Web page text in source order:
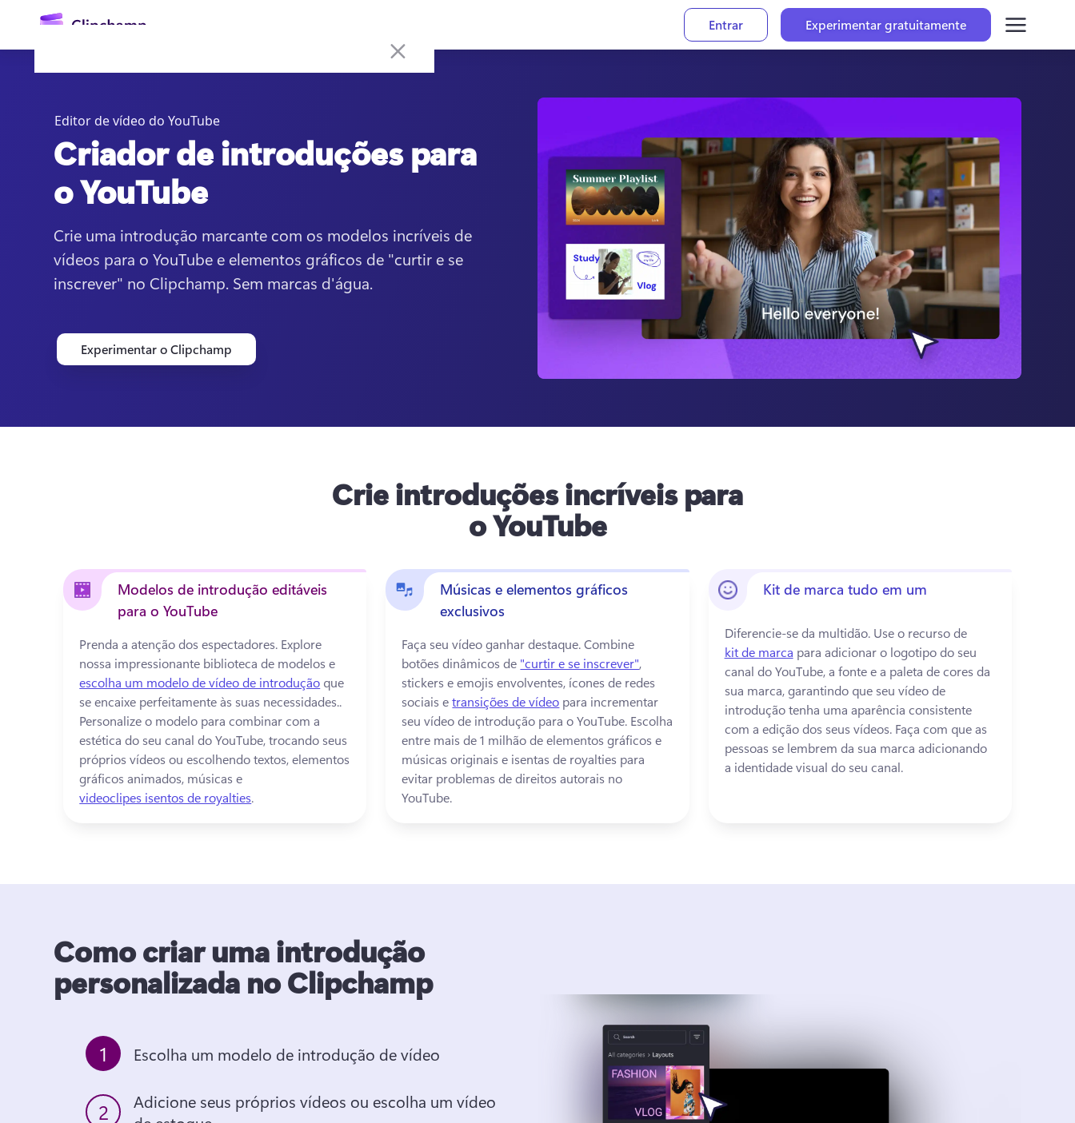
conteúdo
Entrar Experimentar gratuitamente
Entrar
Experimentar gratuitamente
Editor de vídeo do YouTube
Criador de introduções para
o YouTube
Crie uma introdução marcante com os modelos incríveis de
vídeos para o YouTube e elementos gráficos de "curtir e se
inscrever" no Clipchamp. Sem marcas d'água.
Experimentar o Clipchamp
Crie introduções incríveis para
o YouTube
Modelos de introdução editáveis
para o YouTube
Prenda a atenção dos espectadores. Explore
nossa impressionante biblioteca de modelos e
escolha um modelo de vídeo de introdução que
Personalize o modelo para combinar com a
estética do seu canal do YouTube, trocando seus
próprios vídeos ou escolhendo textos, elementos
gráficos animados, músicas e
videoclipes isentos de royalties.
Músicas e elementos gráficos
exclusivos
Faça seu vídeo ganhar destaque. Combine
botões dinâmicos de "curtir e se inscrever",
stickers e emojis envolventes, ícones de redes
sociais e transições de vídeo para incrementar
seu vídeo de introdução para o YouTube. Escolha
entre mais de 1 milhão de elementos gráficos e
músicas originais e isentas de royalties para
evitar problemas de direitos autorais no
YouTube.
Kit de marca tudo em um
Diferencie-se da multidão. Use o recurso de
kit de marca para adicionar o logotipo do seu
canal do YouTube, a fonte e a paleta de cores da
sua marca, garantindo que seu vídeo de
introdução tenha uma aparência consistente
com a edição dos seus vídeos. Faça com que as
pessoas se lembrem da sua marca adicionando
a identidade visual do seu canal.
Como criar uma introdução
personalizada no Clipchamp
1 Escolha um modelo de introdução de vídeo
2
Adicione seus próprios vídeos ou escolha um vídeo